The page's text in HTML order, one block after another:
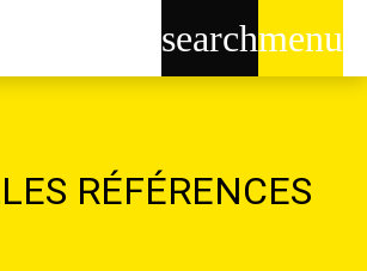
searchmenu
RÉFÉRENCES